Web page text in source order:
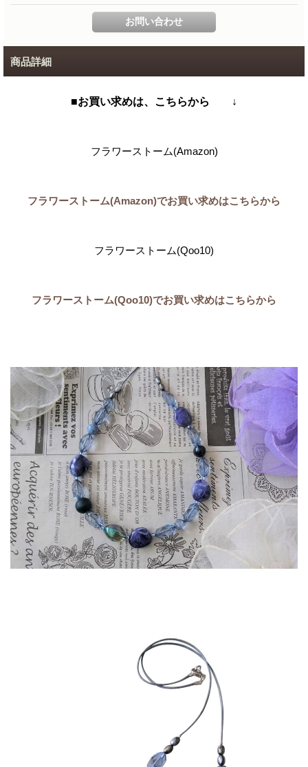
商品詳細
■お買い求めは、こちらから ↓
フラワーストーム(Amazon)
フラワーストーム(Amazon)でお買い求めはこちらから
フラワーストーム(Qoo10)
フラワーストーム(Qoo10)でお買い求めはこちらから